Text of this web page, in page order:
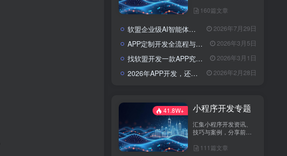
打造卓越应用，引领市
160篇文章
软盟企业级AI智能体定制开发业务全景：从技术交付到场景价值落地 2026年7月29日
APP定制开发全流程与成本解析：从需求到落地的系统性攻略 2026年3月5日
找软盟开发一款APP究竟要花多少钱？揭秘影响预算的五大核心因素 2026年3月1日
2026年APP开发，还在为选服务商发愁吗？软盟用实力说话！ 2026年2月28日
41.8W+ 小程序开发专题
汇集小程序开发资讯、
技巧与案例，分享前沿
111篇文章